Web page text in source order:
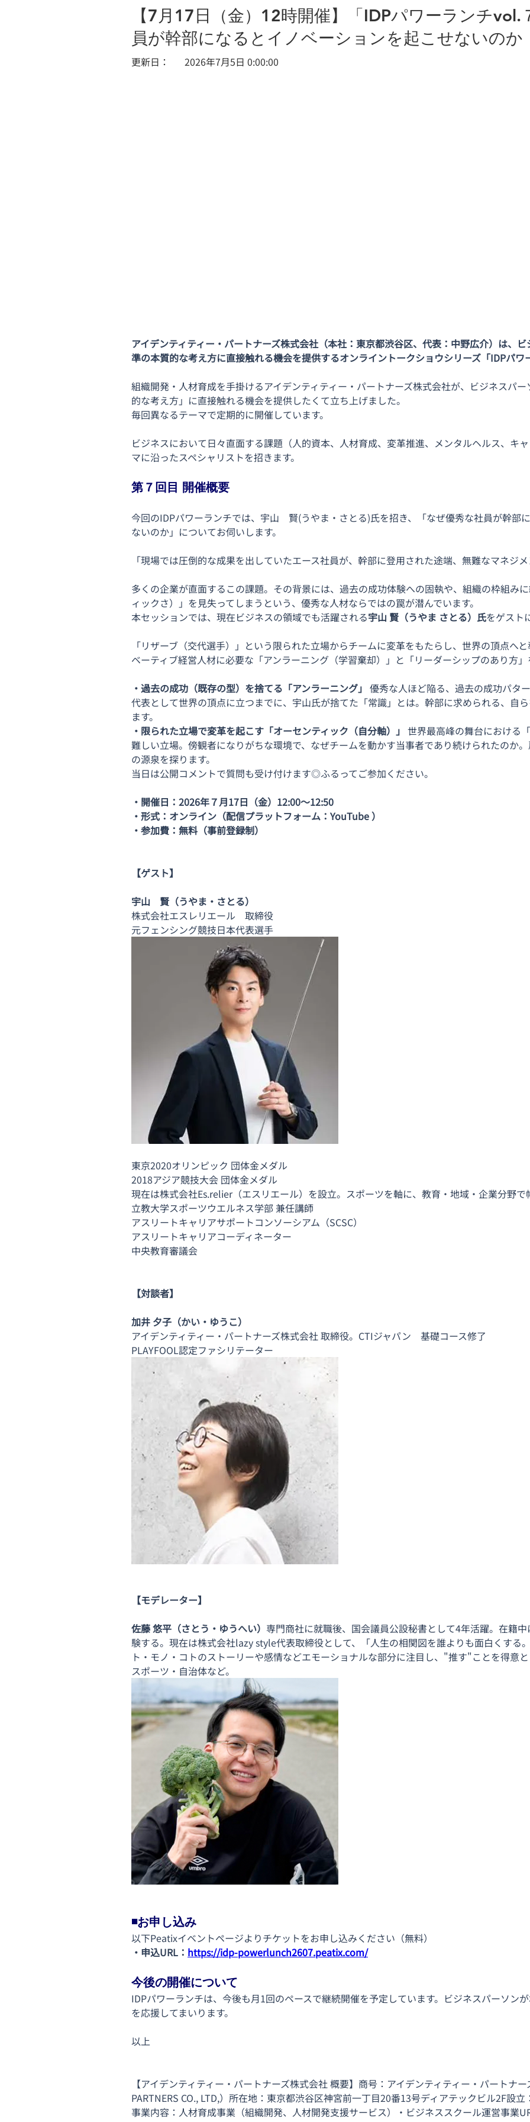
【7月17日（金）12時開催】「IDPパワーランチvol.
員が幹部になるとイノベーションを起こせないのか
アイデンティティー・パートナーズ株式会社（本社：東京都渋谷区、代表：中野広介）は、
準の本質的な考え方に直接触れる機会を提供するオンライントークショウシリーズ「IDPパワ
組織開発・人材育成を手掛けるアイデンティティー・パートナーズ株式会社が、ビジネスパ
的な考え方」に直接触れる機会を提供したくて立ち上げました。
毎回異なるテーマで定期的に開催しています。
ビジネスにおいて日々直面する課題（人的資本、人材育成、変革推進、メンタルヘルス、キ
マに沿ったスペシャリストを招きます。
第７回目 開催概要
今回のIDPパワーランチでは、宇山　賢(うやま・さとる)氏を招き、「なぜ優秀な社員が幹部
ないのか」についてお伺いします。
「現場では圧倒的な成果を出していたエース社員が、幹部に登用された途端、無難なマネジ
多くの企業が直面するこの課題。その背景には、過去の成功体験への固執や、組織の枠組み
ィックさ）」を見失ってしまうという、優秀な人材ならではの罠が潜んでいます。
本セッションでは、現在ビジネスの領域でも活躍される宇山 賢（うやま さとる）氏をゲスト
「リザーブ（交代選手）」という限られた立場からチームに変革をもたらし、世界の頂点へ
ベーティブ経営人材に必要な「アンラーニング（学習棄却）」と「リーダーシップのあり方」
・過去の成功（既存の型）を捨てる「アンラーニング」 優秀な人ほど陥る、過去の成功パタ
代表として世界の頂点に立つまでに、宇山氏が捨てた「常識」とは。幹部に求められる、自
ます。
・限られた立場で変革を起こす「オーセンティック（自分軸）」 世界最高峰の舞台における
難しい立場。傍観者になりがちな環境で、なぜチームを動かす当事者であり続けられたのか
の源泉を探ります。
当日は公開コメントで質問も受け付けます◎ふるってご参加ください。
・開催日：2026年７月17日（金）12:00〜12:50
・形式：オンライン（配信プラットフォーム：YouTube ）
・参加費：無料（事前登録制）
【ゲスト】
宇山　賢（うやま・さとる）
株式会社エスレリエール　取締役
元フェンシング競技日本代表選手
東京2020オリンピック 団体金メダル
2018アジア競技大会 団体金メダル
現在は株式会社Es.relier（エスリエール）を設立。スポーツを軸に、教育・地域・企業分野で
立教大学スポーツウエルネス学部 兼任講師
アスリートキャリアサポートコンソーシアム（SCSC）
アスリートキャリアコーディネーター
中央教育審議会
【対談者】
加井 夕子（かい・ゆうこ）
アイデンティティー・パートナーズ株式会社 取締役。CTIジャパン　基礎コース修了
PLAYFOOL認定ファシリテーター
【モデレーター】
佐藤 悠平（さとう・ゆうへい） 専門商社に就職後、国会議員公設秘書として4年活躍。在籍
験する。現在は株式会社lazy style代表取締役として、「人生の相関図を誰よりも面白くする
ト・モノ・コトのストーリーや感情などエモーショナルな部分に注目し、"推す"ことを得意
スポーツ・自治体など。
◾️お申し込み
以下Peatixイベントページよりチケットをお申し込みください（無料）
・申込URL： https://idp-powerlunch2607.peatix.com/
今後の開催について
IDPパワーランチは、今後も月1回のペースで継続開催を予定しています。ビジネスパーソン
を応援してまいります。
以上
【アイデンティティー・パートナーズ株式会社 概要】商号：アイデンティティー・パートナ
PARTNERS CO., LTD,）所在地：東京都渋谷区神宮前一丁目20番13号ディアテックビル2F設
事業内容：人材育成事業（組織開発、人材開発支援サービス）・ビジネススクール運営事業
2026年7月5日 0:00:00
​更新日：